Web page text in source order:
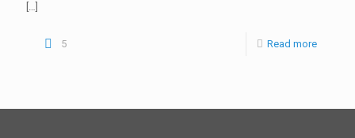
[…]
5 Read more